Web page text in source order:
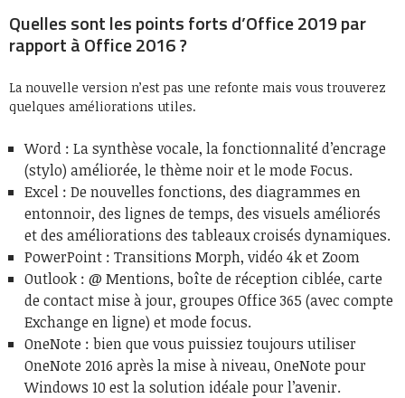
Quelles sont les points forts d’Office 2019 par
rapport à Office 2016 ?
La nouvelle version n’est pas une refonte mais vous trouverez
quelques améliorations utiles.
Word : La synthèse vocale, la fonctionnalité d’encrage
(stylo) améliorée, le thème noir et le mode Focus.
Excel : De nouvelles fonctions, des diagrammes en
entonnoir, des lignes de temps, des visuels améliorés
et des améliorations des tableaux croisés dynamiques.
PowerPoint : Transitions Morph, vidéo 4k et Zoom
Outlook : @ Mentions, boîte de réception ciblée, carte
de contact mise à jour, groupes Office 365 (avec compte
Exchange en ligne) et mode focus.
OneNote : bien que vous puissiez toujours utiliser
OneNote 2016 après la mise à niveau, OneNote pour
Windows 10 est la solution idéale pour l’avenir.